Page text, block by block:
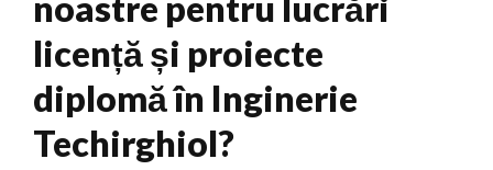
licență și proiecte
diplomă în Inginerie
Techirghiol?